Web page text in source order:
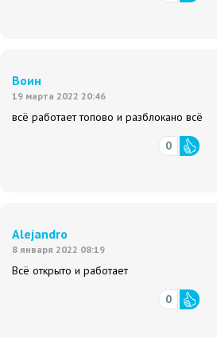
Воин
19 марта 2022 20:46
всё работает топово и разблокано всё
0
Alejandro
8 января 2022 08:19
Всё открыто и работает
0